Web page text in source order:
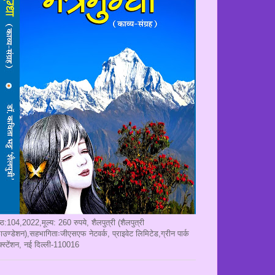
260 रुपये, शैलपुत्री (शैलपुत्री
नेटवर्क, प्राइवेट लिमिटेड,ग्रीन पार्क
नई दिल्ली-110016